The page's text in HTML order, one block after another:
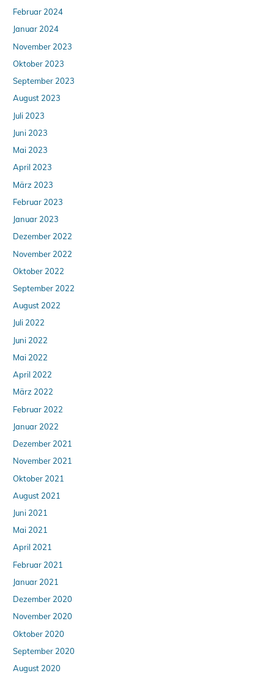
Februar 2024
Januar 2024
November 2023
Oktober 2023
September 2023
August 2023
Juli 2023
Juni 2023
Mai 2023
April 2023
März 2023
Februar 2023
Januar 2023
Dezember 2022
November 2022
Oktober 2022
September 2022
August 2022
Juli 2022
Juni 2022
Mai 2022
April 2022
März 2022
Februar 2022
Januar 2022
Dezember 2021
November 2021
Oktober 2021
August 2021
Juni 2021
Mai 2021
April 2021
Februar 2021
Januar 2021
Dezember 2020
November 2020
Oktober 2020
September 2020
August 2020